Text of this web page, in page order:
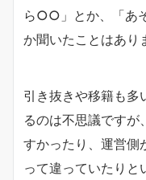
ら○○」とか、「あ
か聞いたことはあり
引き抜きや移籍も多
るのは不思議ですが
すかったり、運営側
って違っていたりと